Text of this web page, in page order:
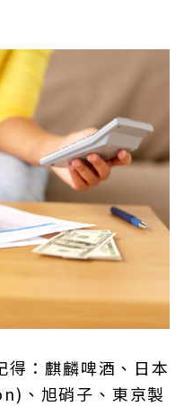
得：麒麟啤酒、日本
、旭硝子、東京製